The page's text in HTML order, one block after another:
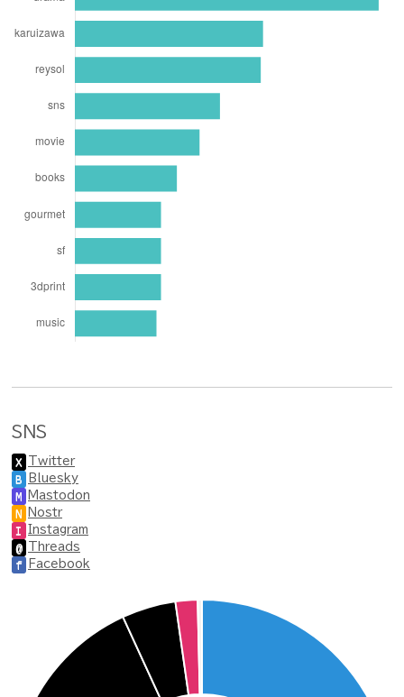
SNS
X Twitter
B Bluesky
M Mastodon
N Nostr
I Instagram
@ Threads
f Facebook